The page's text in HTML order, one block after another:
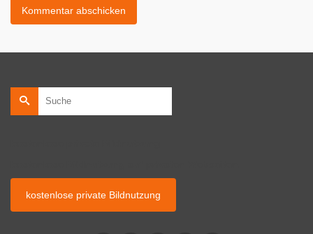
Suche
nach:
kostenlose private Bildnutzung